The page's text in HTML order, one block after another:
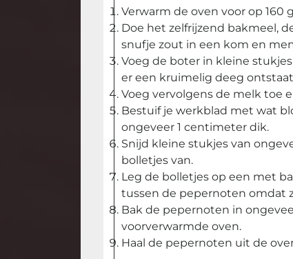
Verwarm de oven voor op 160
Doe het zelfrijzend bakmeel,
snufje zout in een kom en
Voeg de boter in kleine
er een kruimelig deeg
Voeg vervolgens de melk toe
Bestuif je werkblad met wat
ongeveer 1 centimeter dik.
Snijd kleine stukjes van
bolletjes van.
Leg de bolletjes op een met
tussen de pepernoten omdat
Bak de pepernoten in
voorverwarmde oven.
Haal de pepernoten uit de